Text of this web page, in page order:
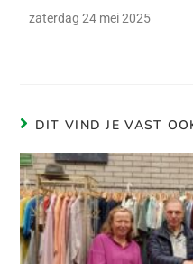
zaterdag 24 mei 2025
DIT VIND JE VAST